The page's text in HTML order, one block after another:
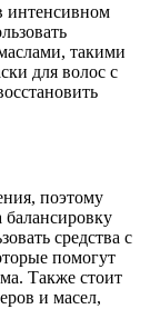
интенсивном
такими
для волос с
поэтому
средства с
помогут
Также стоит
и масел,